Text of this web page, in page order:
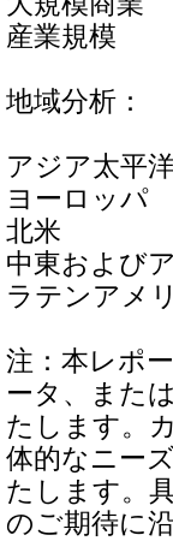
産業規模
地域分析：
アジア太平
ヨーロッパ
北米
中東および
ラテンアメ
注：本レポ
ータ、また
たします。
体的なニー
たします。
のご期待に